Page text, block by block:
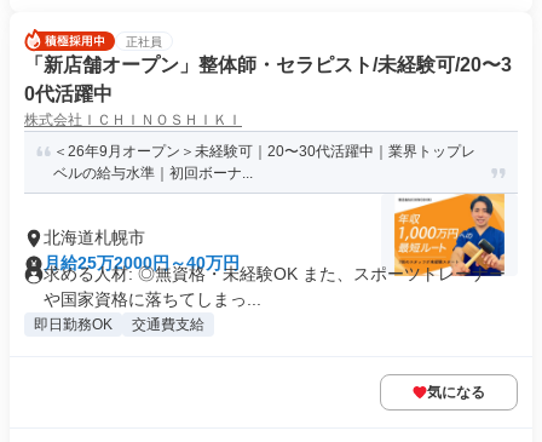
正社員
「新店舗オープン」整体師・セラピスト/未経験可/20〜3
0代活躍中
株式会社ＩＣＨＩＮＯＳＨＩＫＩ
＜26年9月オープン＞未経験可｜20〜30代活躍中｜業界トップレ
ベルの給与水準｜初回ボーナ...
北海道札幌市
月給25万2000円～40万円
求める人材: ◎無資格・未経験OK また、スポーツトレーナー
や国家資格に落ちてしまっ...
即日勤務OK 交通費支給
気になる